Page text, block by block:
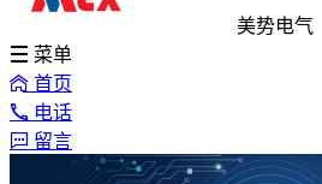
美势电气
菜单
首页
电话
留言